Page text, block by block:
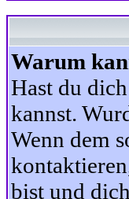
Warum
Hast du
kannst.
Wenn dem
bist und